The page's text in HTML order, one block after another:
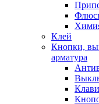
Клей
Кнопки,
арматура